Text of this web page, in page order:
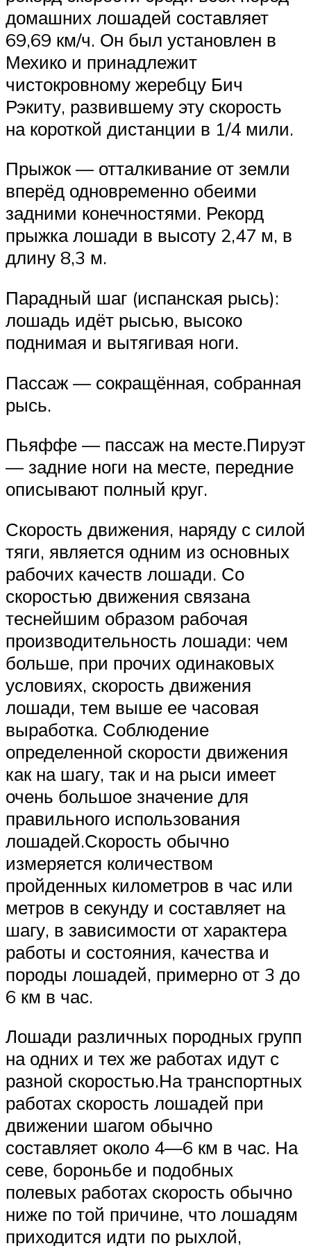
домашних лошадей составляет
69,69 км/ч. Он был установлен в
Мехико и принадлежит
чистокровному жеребцу Бич
Рэкиту, развившему эту скорость
на короткой дистанции в 1/4 мили.
Прыжок — отталкивание от земли
вперёд одновременно обеими
задними конечностями. Рекорд
прыжка лошади в высоту 2,47 м, в
длину 8,3 м.
Парадный шаг (испанская рысь):
лошадь идёт рысью, высоко
поднимая и вытягивая ноги.
Пассаж — сокращённая, собранная
рысь.
Пьяффе — пассаж на месте.Пируэт
— задние ноги на месте, передние
описывают полный круг.
Скорость движения, наряду с силой
тяги, является одним из основных
рабочих качеств лошади. Со
скоростью движения связана
теснейшим образом рабочая
производительность лошади: чем
больше, при прочих одинаковых
условиях, скорость движения
лошади, тем выше ее часовая
выработка. Соблюдение
определенной скорости движения
как на шагу, так и на рыси имеет
очень большое значение для
правильного использования
лошадей.Скорость обычно
измеряется количеством
пройденных километров в час или
метров в секунду и составляет на
шагу, в зависимости от характера
работы и состояния, качества и
породы лошадей, примерно от 3 до
6 км в час.
Лошади различных породных групп
на одних и тех же работах идут с
разной скоростью.На транспортных
работах скорость лошадей при
движении шагом обычно
составляет около 4—6 км в час. На
севе, бороньбе и подобных
полевых работах скорость обычно
ниже по той причине, что лошадям
приходится идти по рыхлой,